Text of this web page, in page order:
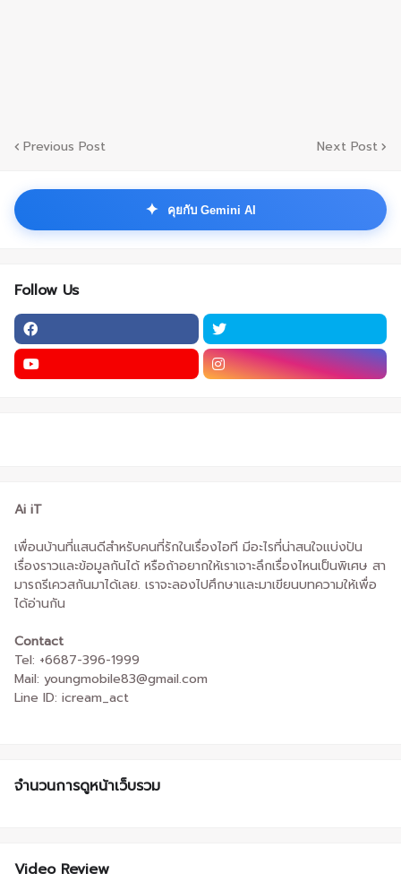
Previous Post Next Post
✦ คุยกับ Gemini AI
Follow Us
Ai iT
เพื่อนบ้านที่แสนดีสำหรับคนที่รักในเรื่องไอที มีอะไรที่น่าสนใจแบ่งปัน
เรื่องราวและข้อมูลกันได้ หรือถ้าอยากให้เราเจาะลึกเรื่องไหนเป็นพิเศษ สา
มารถรีเควสกันมาได้เลย. เราจะลองไปศึกษาและมาเขียนบทความให้เพื่อ
ได้อ่านกัน
Contact
Tel: +6687-396-1999
Mail: youngmobile83@gmail.com
Line ID: icream_act
จำนวนการดูหน้าเว็บรวม
Video Review